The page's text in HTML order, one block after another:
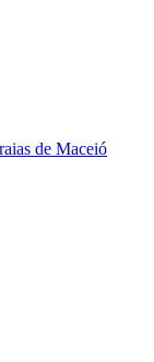
de Maceió